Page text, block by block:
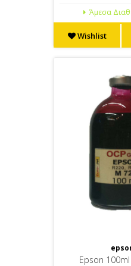
Άμεσα
Wishlist
Epson